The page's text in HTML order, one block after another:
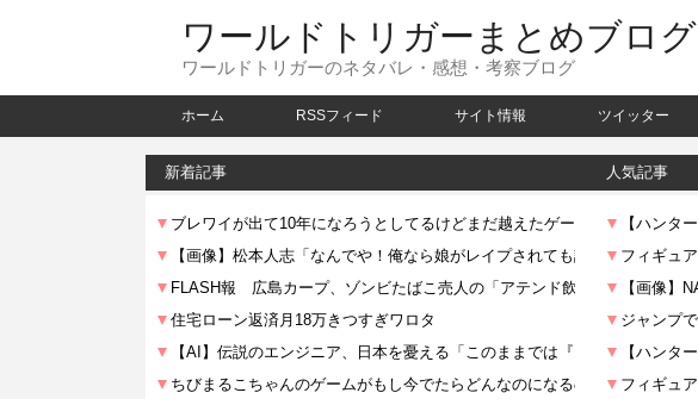
ワールドトリガーまとめブログ
ワールドトリガーのネタバレ・感想・考察ブログ
ホーム RSSフィード サイト情報 ツイッター
新着記事 人気記事